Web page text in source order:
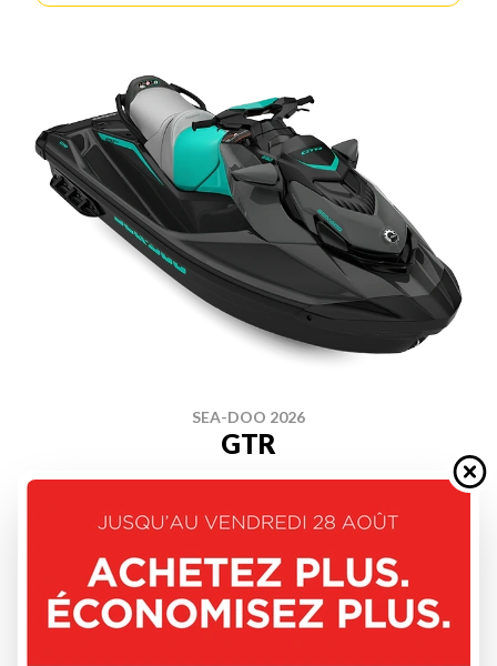
SEA-DOO 2026
GTR
À partir de19 744 $
DÉCOUVRIR CE MODÈLE